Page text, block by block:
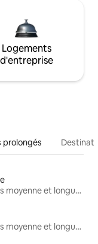
Logements
d'entreprise
prolongés
Locations moyenne et longue durée
Locations moyenne et longue durée